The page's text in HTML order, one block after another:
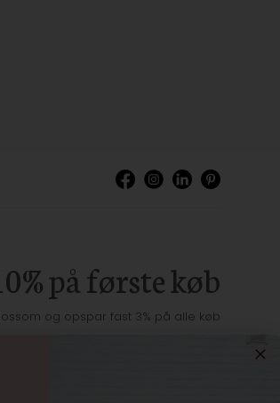
på første køb
og opspar fast 3% på alle køb